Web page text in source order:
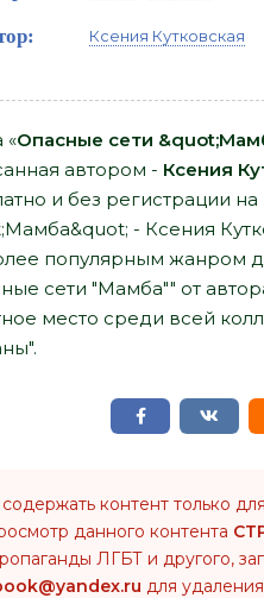
Ксения Кутковская
«Опасные сети
автором - Ксения
и без регистрации
- Ксения
популярным жанром
сети "Мамба"" от
место среди всей
контент только
данного контента
ЛГБТ и другого,
для